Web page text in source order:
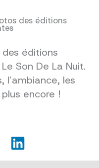
des éditions
éditions
Son De La Nuit.
l’ambiance, les
encore !